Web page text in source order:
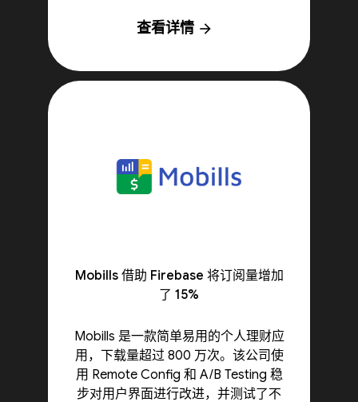
查看详情 arrow_forward
Mobills 借助 Firebase 将订阅量增加
了 15%
Mobills 是一款简单易用的个人理财应
用，下载量超过 800 万次。该公司使
用 Remote Config 和 A/B Testing 稳
步对用户界面进行改进，并测试了不